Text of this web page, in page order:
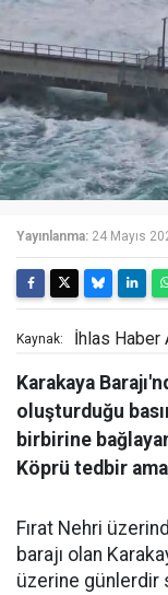
Yayınlanma: 24 Mayıs
Kaynak: İhlas Haber
Karakaya
oluşturduğu
birbirine
Köprü tedbir
Fırat Nehri
barajı olan
üzerine günlerdir